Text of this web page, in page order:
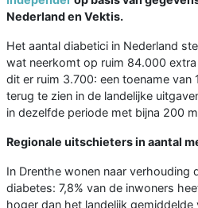
Nederland en Vektis.
Het aantal diabetici in Nederland
wat neerkomt op ruim 84.000
dit er ruim 3.700: een toename van
terug te zien in de landelijke
in dezelfde periode met bijna 200
Regionale uitschieters in aantal
In Drenthe wonen naar verhouding
diabetes: 7,8% van de inwoners
hoger dan het landelijk gemiddelde